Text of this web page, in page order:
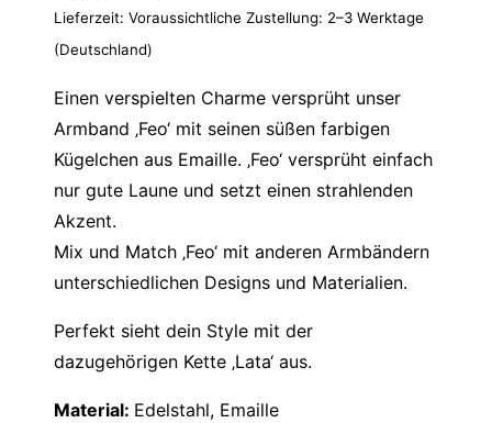
Lieferzeit: Voraussichtliche Zustellung: 2–3 Werktage
(Deutschland)
Einen verspielten Charme versprüht unser
Armband ‚Feo‘ mit seinen süßen farbigen
Kügelchen aus Emaille. ‚Feo‘ versprüht einfach
nur gute Laune und setzt einen strahlenden
Akzent.
Mix und Match ‚Feo‘ mit anderen Armbändern
unterschiedlichen Designs und Materialien.
Perfekt sieht dein Style mit der
dazugehörigen Kette ‚Lata‘ aus.
Material: Edelstahl, Emaille